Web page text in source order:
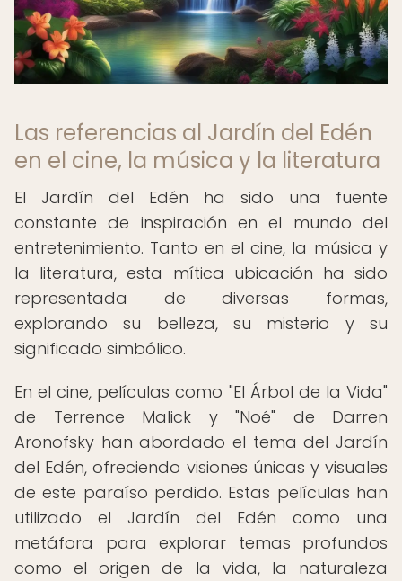
Las referencias al Jardín del Edén
en el cine, la música y la literatura
El Jardín del Edén ha sido una fuente
constante de inspiración en el mundo del
entretenimiento. Tanto en el cine, la música y
la literatura, esta mítica ubicación ha sido
representada de diversas formas,
explorando su belleza, su misterio y su
significado simbólico.
En el cine, películas como "El Árbol de la Vida"
de Terrence Malick y "Noé" de Darren
Aronofsky han abordado el tema del Jardín
del Edén, ofreciendo visiones únicas y visuales
de este paraíso perdido. Estas películas han
utilizado el Jardín del Edén como una
metáfora para explorar temas profundos
como el origen de la vida, la naturaleza